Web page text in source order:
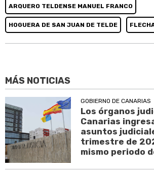
ARQUERO TELDENSE MANUEL FRANCO
HOGUERA DE SAN JUAN DE TELDE
MÁS NOTICIAS
GOBIERNO DE CANARIAS
Los órganos
Canarias
asuntos
trimestre de
mismo periodo